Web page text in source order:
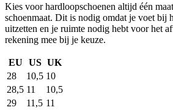
Kies voor hardloopschoenen altijd één
schoenmaat. Dit is nodig omdat je voet bij
uitzetten en je ruimte nodig hebt voor het
rekening mee bij je keuze.
EU US UK
28
10,5 10
28,5 11
10,5
29
11,5 11